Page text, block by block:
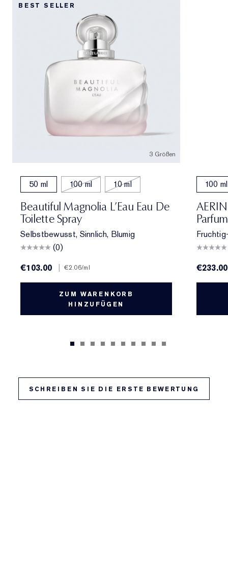
BEST SELLER
3 Größen
50 ml 100 ml 10 ml
Beautiful Magnolia L’Eau Eau De
Toilette Spray
Selbstbewusst, Sinnlich, Blumig
(0)
€103.00
| €2.06/ml
ZUM WARENKORB
HINZUFÜGEN
100 ml
€233.00
SCHREIBEN SIE DIE ERSTE BEWERTUNG